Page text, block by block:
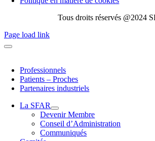
Tous droits réservés @2024
Page load link
Professionnels
Patients – Proches
Partenaires industriels
La SFAR
Devenir Membre
Conseil d’Administration
Communiqués